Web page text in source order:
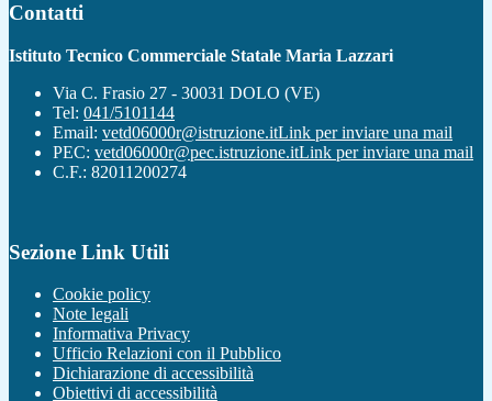
Contatti
Istituto Tecnico Commerciale Statale Maria Lazzari
Via C. Frasio 27 - 30031 DOLO (VE)
Tel: 041/5101144
Email: vetd06000r@istruzione.itLink per inviare una mail
PEC: vetd06000r@pec.istruzione.itLink per inviare una mail
C.F.: 82011200274
Sezione Link Utili
Cookie policy
Note legali
Informativa Privacy
Ufficio Relazioni con il Pubblico
Dichiarazione di accessibilità
Obiettivi di accessibilità